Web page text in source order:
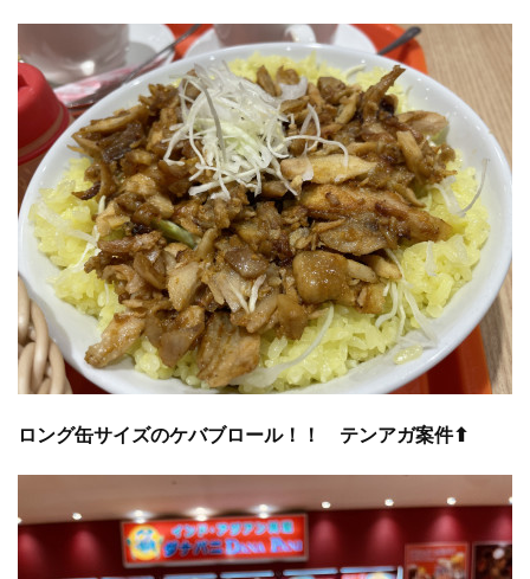
ロング缶サイズのケバブロール！！ テンアガ案件⬆